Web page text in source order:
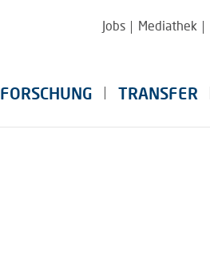
Jobs Mediathek
FORSCHUNG TRANSFER